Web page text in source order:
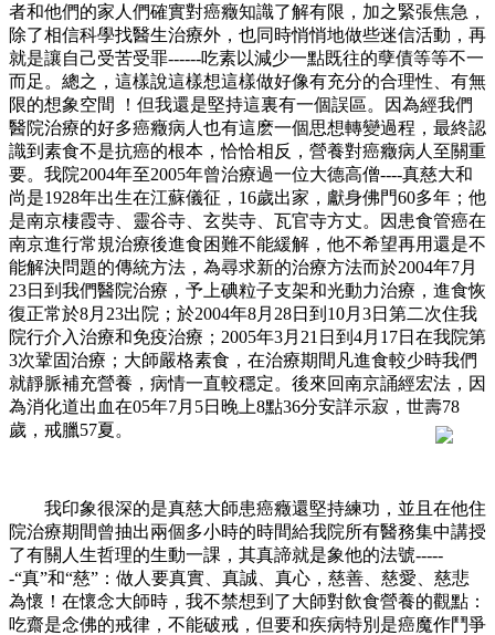
者和他們的家人們確實對癌癥知識了解有限，加之緊張焦急，
除了相信科學找醫生治療外，也同時悄悄地做些迷信活動，再
就是讓自己受苦受罪------吃素以減少一點既往的孽債等等不一
而足。總之，這樣說這樣想這樣做好像有充分的合理性、有無
限的想象空間
！但我還是堅持這裏有一個誤區。因為經我們
醫院治療的好多癌癥病人也有這麽一個思想轉變過程，最終認
識到素食不是抗癌的根本，恰恰相反，營養對癌癥病人至關重
要。我院2004年至2005年曾治療過一位大德高僧----真慈大和
尚是1928年出生在江蘇儀征， 16歲出家，獻身佛門60多年；他
是南京棲霞寺、靈谷寺、玄奘寺、瓦官寺方丈。因患食管癌在
南京進行常規治療後進食困難不能緩解，他不希望再用還是不
能解決問題的傳統方法，為尋求新的治療方法而於2004年7月
23日到我們醫院治療，予上碘粒子支架和光動力治療，進食恢
復正常於8月 23出院；於2004年8月 28日到 10月 3日第二次住我
院行介入治療和免疫治療； 2005年3月 21 日到 4月 17日在我院第
3次鞏固治療；大師嚴格素食，在治療期間凡進食較少時我們
就靜脈補充營養，病情一直較穩定。後來回南京誦經宏法，因
為消化道出血在05年7月 5日晚上8點36分安詳示寂，世壽78
歲，戒臘57夏。
我印象很深的是真慈大師患癌癥還堅持練功，並且在他住
院治療期間曾抽出兩個多小時的時間給我院所有醫務集中講授
了有關人生哲理的生動一課，其真諦就是象他的法號-----
-“真”和“慈”：做人要真實、真誠、真心，慈善、慈愛、慈悲
為懷！在懷念大師時，我不禁想到了大師對飲食營養的觀點：
吃齋是念佛的戒律，不能破戒，但要和疾病特別是癌魔作鬥爭